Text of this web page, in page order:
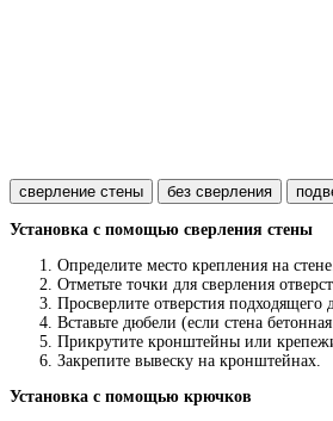
сверление стены без сверления
Установка с помощью сверления стены
Определите место крепления на стене.
Отметьте точки для сверления
Просверлите отверстия подходящего
Вставьте дюбели (если стена
Прикрутите кронштейны или
Закрепите вывеску на кронштейнах.
Установка с помощью крючков